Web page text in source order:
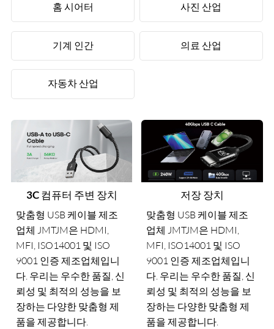
홈 시어터 사진 산업
기계 인간 의료 산업
자동차 산업
, 신
저장 장치
맞춤형 USB 케이블 제조
업체 JMTJM은 HDMI,
MFI, ISO14001 및 ISO
9001 인증 제조업체입니
다. 우리는 우수한 품질, 신
뢰성 및 최적의 성능을 보
장하는 다양한 맞춤형 제
품을 제공합니다.
홈 시어터
맞춤형 USB 케이블 제조
업체 JMTJM은 HDMI,
MFI, ISO14001 및 ISO
9001 인증 제조업체입
다. 우리는 우수한 품질,
뢰성 및 최적의 성능을
장하는 다양한 맞춤형
품을 제공합니다.